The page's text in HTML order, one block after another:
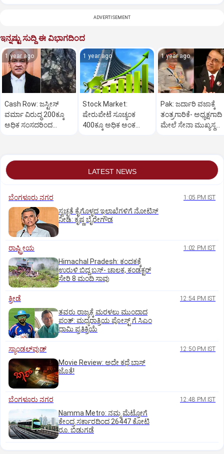
ADVERTISEMENT
ಇನ್ನಷ್ಟು ಸುದ್ದಿ ಈ ವಿಭಾಗದಿಂದ
1 year ago
Cash Row: ಜಸ್ಟೀಸ್‌
ವರ್ಮಾ ವಿರುದ್ಧ 200ಕ್ಕೂ
ಅಧಿಕ ಸಂಸದರಿಂದ
1 year ago
Stock Market:
ಷೇರುಪೇಟೆ ಸೂಚ್ಯಂಕ
400ಕ್ಕೂ ಅಧಿಕ ಅಂಕ
1 year ago
Pak: ಜರ್ದಾರಿ ವಜಾಕ್ಕೆ
ತಂತ್ರಗಾರಿಕೆ- ಅಧ್ಯಕ್ಷಗಾದಿ
ಮೇಲೆ ಸೇನಾ ಮುಖ್ಯಸ್ಥ
LATEST NEWS
ಬೆಂಗಳೂರು ನಗರ 1:05 PM IST
ಸ್ವಚ್ಛತೆ ಕೈಗೊಳ್ಳದ ಇಲಾಖೆಗಳಿಗೆ ನೋಟಿಸ್‌
ನೀಡಿ: ಕೃಷ್ಣ ಬೈರೇಗೌಡ
ರಾಷ್ಟ್ರೀಯ 1:02 PM IST
Himachal Pradesh: ಕಂದಕಕ್ಕೆ
ಉರುಳಿ ಬಿದ್ದ ಬಸ್-‌ ಚಾಲಕ, ಕಂಡಕ್ಟರ್‌
ಸೇರಿ 8 ಮಂದಿ ಸಾವು
ಕ್ರೀಡೆ 12:54 PM IST
ತವರು ರಾಜ್ಯಕ್ಕೆ ಮರಳಲು ಮುಂದಾದ
ಪಂತ್:‌ ಮಧ್ಯರಾತ್ರಿಯ ಪೋಸ್ಟ್‌ ಗೆ ಸಿಎಂ
ಧಾಮಿ ಪ್ರತಿಕ್ರಿಯೆ
ಸ್ಯಾಂಡಲ್‌ವುಡ್‌ 12:50 PM IST
Movie Review: ಅದೇ ಕಥೆ ಬಾಸ್‌
ಜೊತೆ!
ಬೆಂಗಳೂರು ನಗರ 12:48 PM IST
Namma Metro: ನಮ್ಮ ಮೆಟ್ರೋಗೆ
ಕೇಂದ್ರ ಸರ್ಕಾರದಿಂದ 26447 ಕೋಟಿ
ರೂ. ಬಿಡುಗಡೆ